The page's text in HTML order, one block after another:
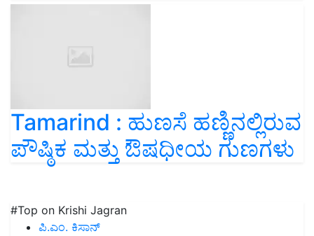
Tamarind : ಹುಣಸೆ ಹಣ್ಣಿನಲ್ಲಿರುವ
ಪೌಷ್ಠಿಕ ಮತ್ತು ಔಷಧೀಯ ಗುಣಗಳು
#Top on Krishi Jagran
ಪಿ.ಎಂ. ಕಿಸಾನ್